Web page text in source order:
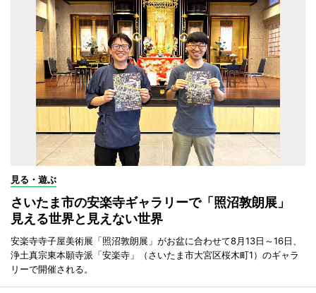
見る・遊ぶ
さいたま市の安楽寺ギャラリーで「照沼敦朗展」
見える世界と見えない世界
安楽寺寺子屋美術展「照沼敦朗展」がお盆に合わせて8月13日～16日、
浄土真宗東本願寺派「安楽寺」（さいたま市大宮区桜木町1）のギャラ
リーで開催される。